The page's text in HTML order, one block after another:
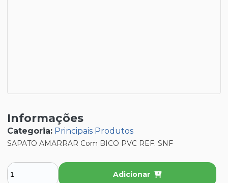
Informações
Categoria: Principais Produtos
SAPATO AMARRAR Com BICO PVC REF. SNF
Adicionar